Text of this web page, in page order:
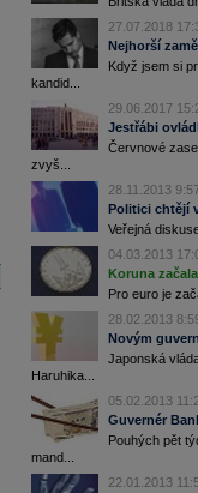
27.07.2018
Nejhorší
Když jsem si
kandid...
29.06.2017
Jestřábi
Červnové
zvyš...
28.11.2013
Politici chtějí
Veřejná
04.03.2013
Koruna
Pro euro je
28.02.2013
Novým
Japonská
Haruhika...
05.02.2013
Guvernér
Pouhých pět
mand...
22.01.2013